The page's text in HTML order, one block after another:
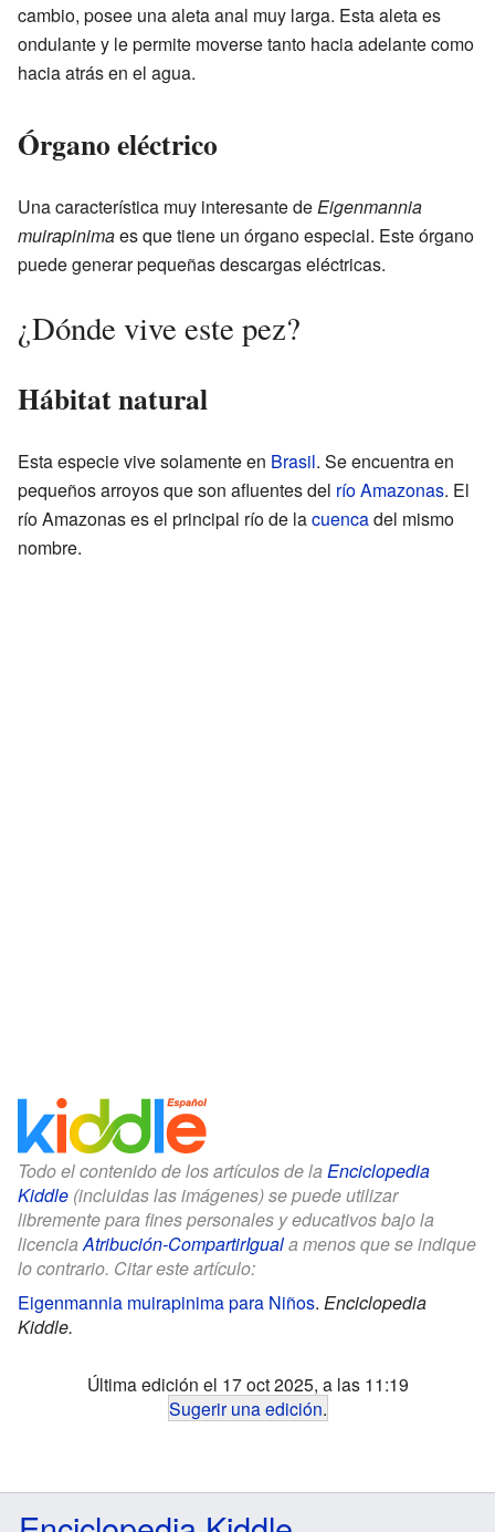
cambio, posee una aleta anal muy larga. Esta aleta es
ondulante y le permite moverse tanto hacia adelante como
hacia atrás en el agua.
Órgano eléctrico
Una característica muy interesante deEigenmannia
muirapinimaes que tiene un órgano especial. Este órgano
puede generar pequeñas descargas eléctricas.
¿Dónde vive este pez?
Hábitat natural
Esta especie vive solamente en Brasil. Se encuentra en
pequeños arroyos que son afluentes del río Amazonas. El
río Amazonas es el principal río de lacuencadel mismo
nombre.
Todo el contenido de los artículos de la Enciclopedia
Kiddle (incluidas las imágenes) se puede utilizar
libremente para fines personales y educativos bajo la
licenciaAtribución-CompartirIguala menos que se indique
lo contrario. Citar este artículo:
Eigenmannia muirapinima para Niños. Enciclopedia
Kiddle.
Última edición el 17 oct 2025, a las 11:19
Sugerir una edición.